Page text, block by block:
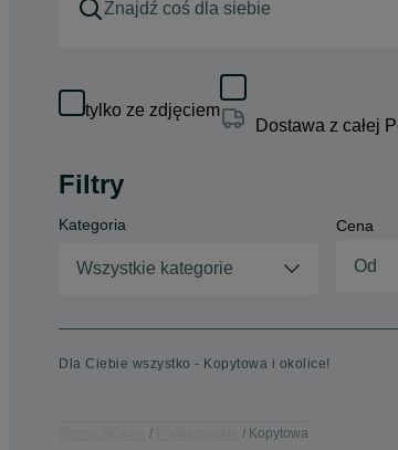
tylko ze zdjęciem
Dostawa z całej
Filtry
Kategoria
Wszystkie kategorie
Cena
Dla Ciebie wszystko - Kopytowa i okolice!
Kopytowa